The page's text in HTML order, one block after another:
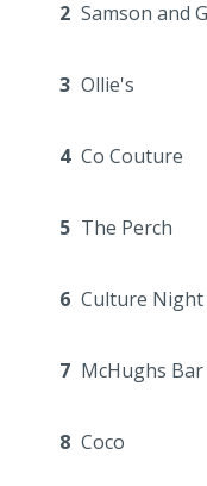
2 Samson and
3 Ollie's
4 Co Couture
5 The Perch
6 Culture
7 McHughs Bar
8 Coco